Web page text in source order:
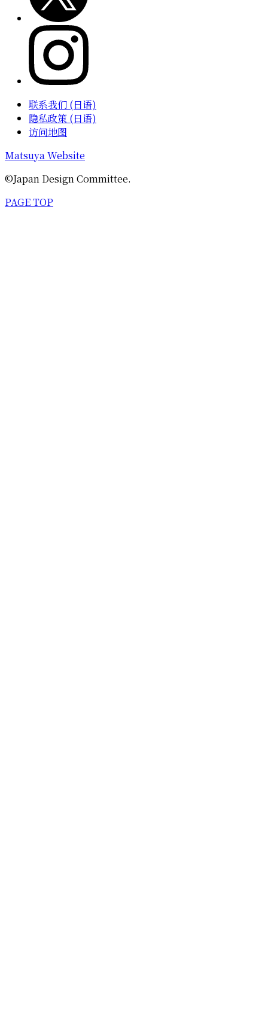
联系我们 (日语)
隐私政策 (日语)
访问地图
Matsuya Website
©Japan Design Committee.
PAGE TOP